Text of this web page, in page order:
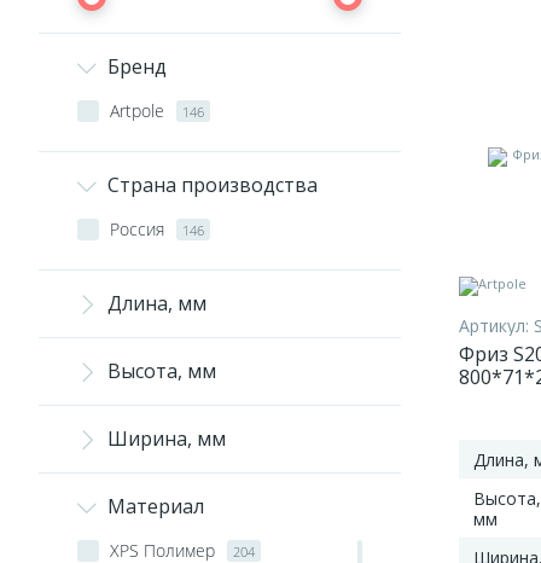
Бренд
Artpole 146
Страна производства
Россия 146
Длина, мм
Высота, мм
Ширина, мм
Материал
XPS Полимер 204
Артикул:
Фриз
Длина,
Высота,
мм